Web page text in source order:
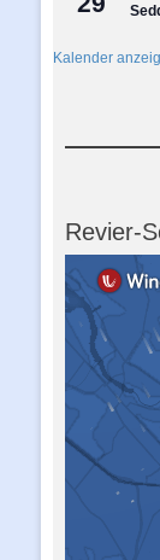
Kalender
Revier-